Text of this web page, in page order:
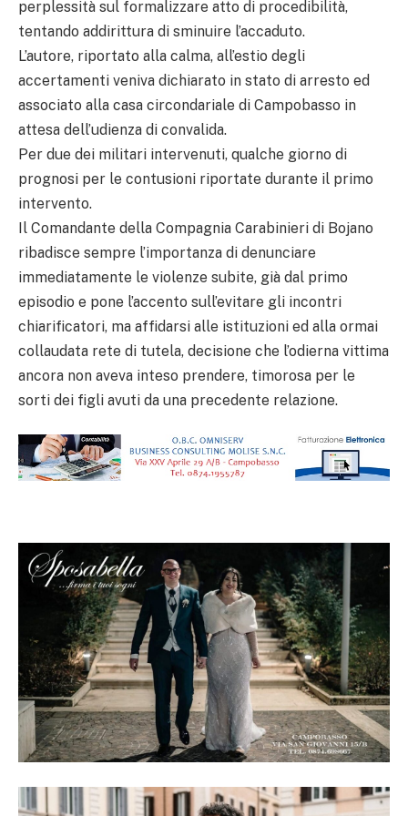
perplessità sul formalizzare atto di procedibilità,
tentando addirittura di sminuire l’accaduto.
L’autore, riportato alla calma, all’estio degli
accertamenti veniva dichiarato in stato di arresto ed
associato alla casa circondariale di Campobasso in
attesa dell’udienza di convalida.
Per due dei militari intervenuti, qualche giorno di
prognosi per le contusioni riportate durante il primo
intervento.
Il Comandante della Compagnia Carabinieri di Bojano
ribadisce sempre l’importanza di denunciare
immediatamente le violenze subite, già dal primo
episodio e pone l’accento sull’evitare gli incontri
chiarificatori, ma affidarsi alle istituzioni ed alla ormai
collaudata rete di tutela, decisione che l’odierna vittima
ancora non aveva inteso prendere, timorosa per le
sorti dei figli avuti da una precedente relazione.